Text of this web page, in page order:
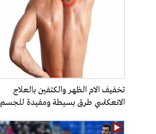
تخفيف الام الظهر والكتفين بالعلاج
الانعكاسي طرق بسيطة ومفيدة للجسم